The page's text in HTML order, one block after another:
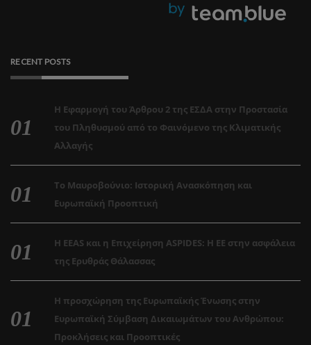
RECENT POSTS
Η Εφαρμογή του Άρθρου 2 της ΕΣΔΑ στην Προστασία
του Πληθυσμού από το Φαινόμενο της Κλιματικής
Αλλαγής
Το Μαυροβούνιο: Ιστορική Ανασκόπηση και
Ευρωπαϊκή Προοπτική
Η EEAS και η Επιχείρηση ASPIDES: Η ΕΕ στην ασφάλεια
της Ερυθράς Θάλασσας
Η προσχώρηση της Ευρωπαϊκής Ένωσης στην
Ευρωπαϊκή Σύμβαση Δικαιωμάτων του Ανθρώπου:
Προκλήσεις και Προοπτικές